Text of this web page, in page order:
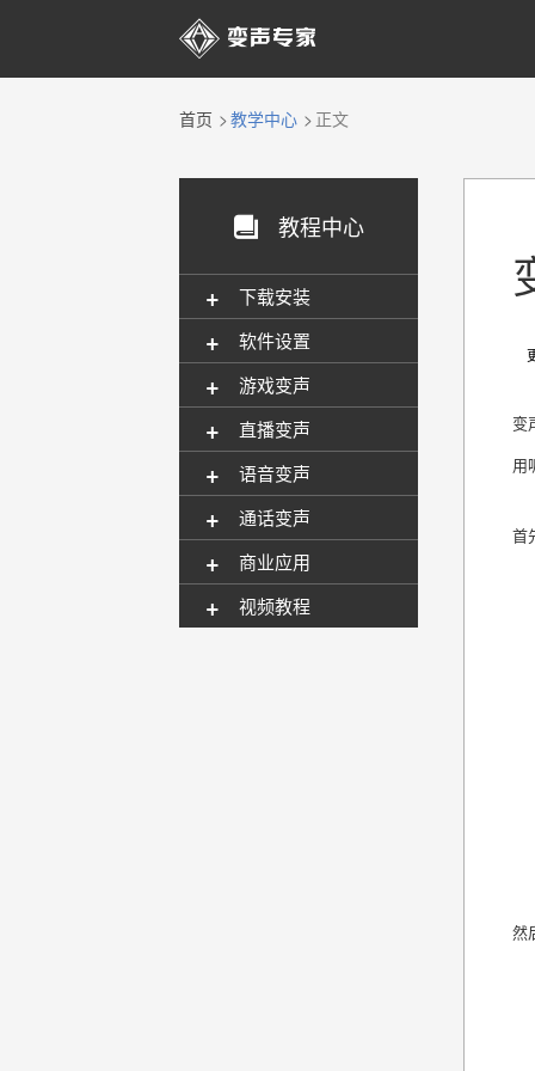

首页 教学中心 正文
 教程中心
下载安装
+
软件设置
+
游戏变声
+
直播变声
+
语音变声
+
通话变声
+
商业应用
+
视频教程
+
变
用
首
然